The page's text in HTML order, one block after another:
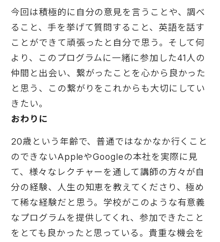
今回は積極的に自分の意見を言うことや、調べ
ること、手を挙げて質問すること、英語を話す
ことができて頑張ったと自分で思う。そして何
より、このプログラムに一緒に参加した41人の
仲間と出会い、繋がったことを心から良かった
と思う、この繋がりをこれからも大切にしてい
きたい。
おわりに
20歳という年齢で、普通ではなかなか行くこと
のできないAppleやGoogleの本社を実際に見
て、様々なレクチャーを通して講師の方々が自
分の経験、人生の知恵を教えてくださり、極め
て稀な経験だと思う。学校がこのような有意義
なプログラムを提供してくれ、参加できたこと
をとても良かったと思っている。貴重な機会を